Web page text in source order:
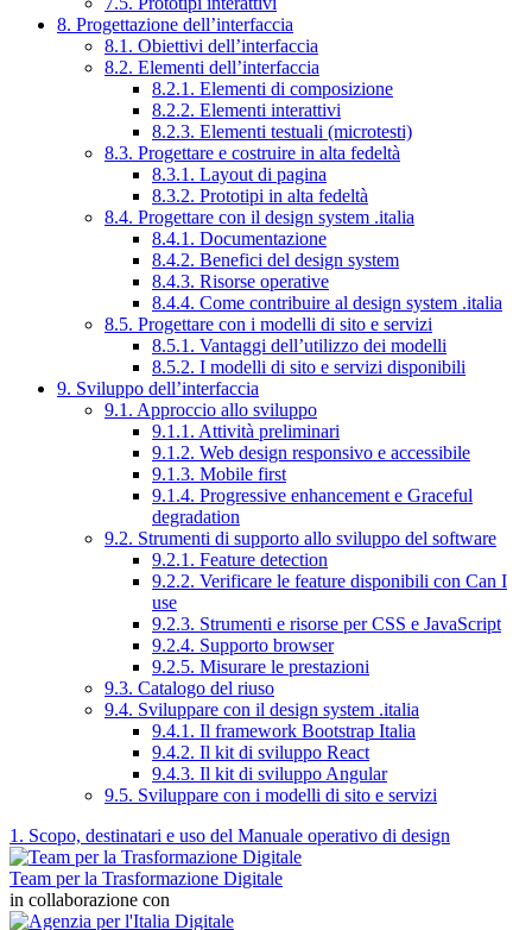
8. Progettazione dell’interfaccia
8.1. Obiettivi dell’interfaccia
8.2. Elementi dell’interfaccia
8.2.1. Elementi di composizione
8.2.2. Elementi interattivi
8.2.3. Elementi testuali (microtesti)
8.3. Progettare e costruire in alta fedeltà
8.3.1. Layout di pagina
8.3.2. Prototipi in alta fedeltà
8.4. Progettare con il design system .italia
8.4.1. Documentazione
8.4.2. Benefici del design system
8.4.3. Risorse operative
8.4.4. Come contribuire al design system .italia
8.5. Progettare con i modelli di sito e servizi
8.5.1. Vantaggi dell’utilizzo dei modelli
8.5.2. I modelli di sito e servizi disponibili
9. Sviluppo dell’interfaccia
9.1. Approccio allo sviluppo
9.1.1. Attività preliminari
9.1.2. Web design responsivo e accessibile
9.1.3. Mobile first
9.1.4. Progressive enhancement e Graceful
degradation
9.2. Strumenti di supporto allo sviluppo del software
9.2.1. Feature detection
9.2.2. Verificare le feature disponibili con Can I
use
9.2.3. Strumenti e risorse per CSS e JavaScript
9.2.4. Supporto browser
9.2.5. Misurare le prestazioni
9.3. Catalogo del riuso
9.4. Sviluppare con il design system .italia
9.4.1. Il framework Bootstrap Italia
9.4.2. Il kit di sviluppo React
9.4.3. Il kit di sviluppo Angular
9.5. Sviluppare con i modelli di sito e servizi
1. Scopo, destinatari e uso del Manuale operativo di design
Team per la Trasformazione Digitale
in collaborazione con